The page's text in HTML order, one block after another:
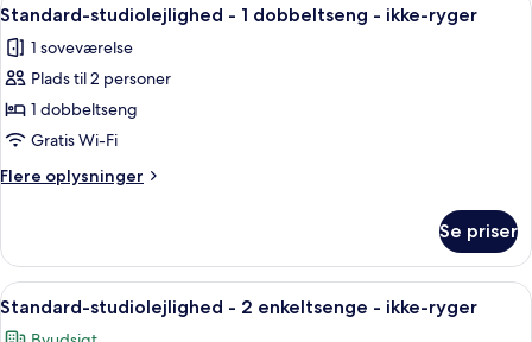
ryger
2
ikke-
alle
billeder
af
Standard-
studiolejlighed
-
1
-
ikke-
ryger
12
Standard-studiolejlighed - 1 dobbeltseng - ikke-ryger
1 soveværelse
Plads til 2 personer
1 dobbeltseng
Gratis Wi-Fi
Flere oplysninger
Flere
studiolejlighed
1
Se priser
Indlæs
alle
Et hotelværelse med to senge, hvidt
12
Standard-studiolejlighed - 2 enkeltsenge - ikke-ryger